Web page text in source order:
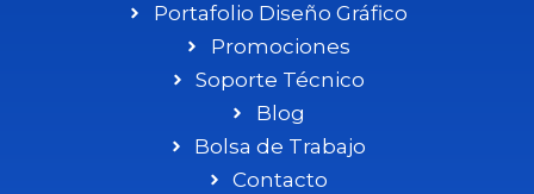
Portafolio Diseño Gráfico
Promociones
Soporte Técnico
Blog
Bolsa de Trabajo
Contacto